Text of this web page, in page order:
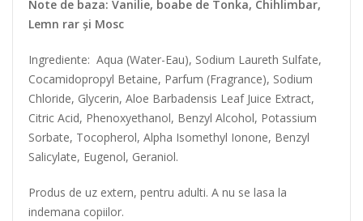
Note de baza: Vanilie, boabe de Tonka, Chihlimbar,
Lemn rar și Mosc
Ingrediente: Aqua (Water-Eau), Sodium Laureth Sulfate,
Cocamidopropyl Betaine, Parfum (Fragrance), Sodium
Chloride, Glycerin, Aloe Barbadensis Leaf Juice Extract,
Citric Acid, Phenoxyethanol, Benzyl Alcohol, Potassium
Sorbate, Tocopherol, Alpha Isomethyl Ionone, Benzyl
Salicylate, Eugenol, Geraniol.
Produs de uz extern, pentru adulti. A nu se lasa la
indemana copiilor.